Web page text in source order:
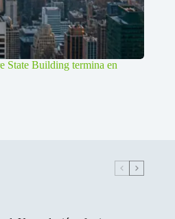
State Building termina en